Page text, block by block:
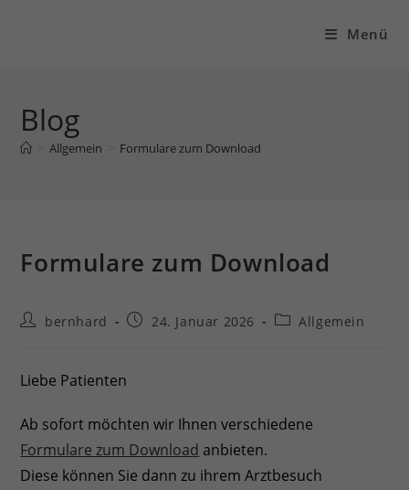
Menü
Blog
Allgemein Formulare zum Download
Formulare zum Download
Beitrags-
bernhard
Beitrag24. Januar 2026
Beitrags-
Allgemein
Liebe Patienten
Ab sofort möchten wir Ihnen verschiedene
Formulare zum Download anbieten.
Diese können Sie dann zu ihrem Arztbesuch